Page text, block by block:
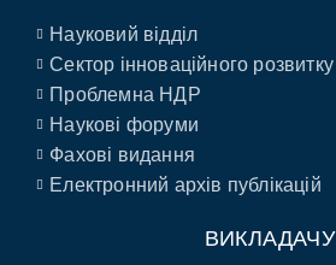
Науковий відділ
Сектор інноваційного розвитку
Проблемна НДР
Наукові форуми
Фахові видання
Електронний архів публікацій
ВИКЛАДАЧУ